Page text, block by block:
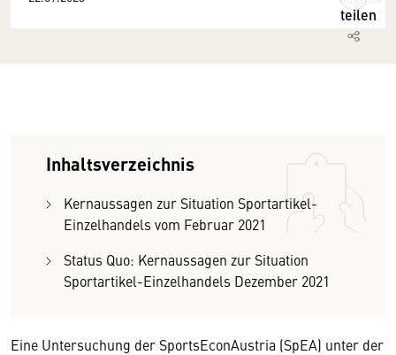
teilen
Inhaltsverzeichnis
Kernaussagen zur Situation Sportartikel-
Einzelhandels vom Februar 2021
Status Quo: Kernaussagen zur Situation
Sportartikel-Einzelhandels Dezember 2021
Eine Untersuchung der SportsEconAustria (SpEA) unter der